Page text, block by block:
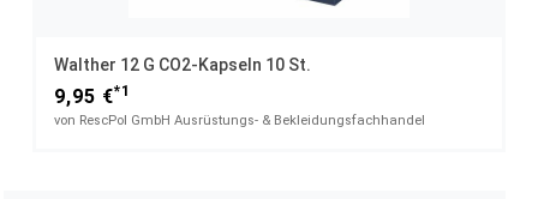
Walther 12 G CO2-Kapseln 10 St.
9,95 €*1
von RescPol GmbH Ausrüstungs- & Bekleidungsfachhandel